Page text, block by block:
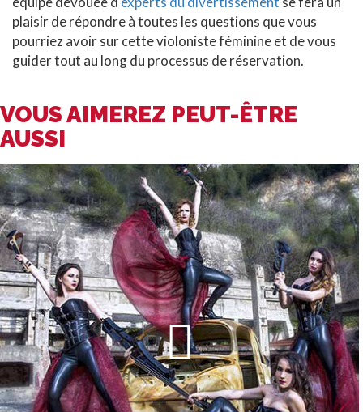
plaisir de répondre à toutes les questions que vous
pourriez avoir sur cette violoniste féminine et de vous
guider tout au long du processus de réservation.
VOUS AIMEREZ PEUT-ÊTRE
AUSSI